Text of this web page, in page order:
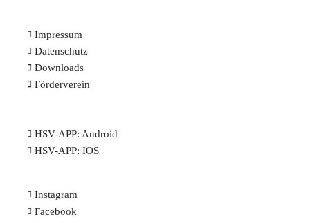
Impressum
Datenschutz
Downloads
Förderverein
HSV-APP: Android
HSV-APP: IOS
Instagram
Facebook